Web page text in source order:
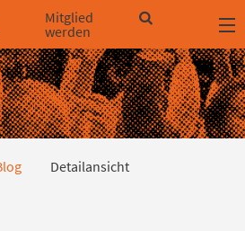
springen
springen
springen
Mitglied
werden
Detailansicht